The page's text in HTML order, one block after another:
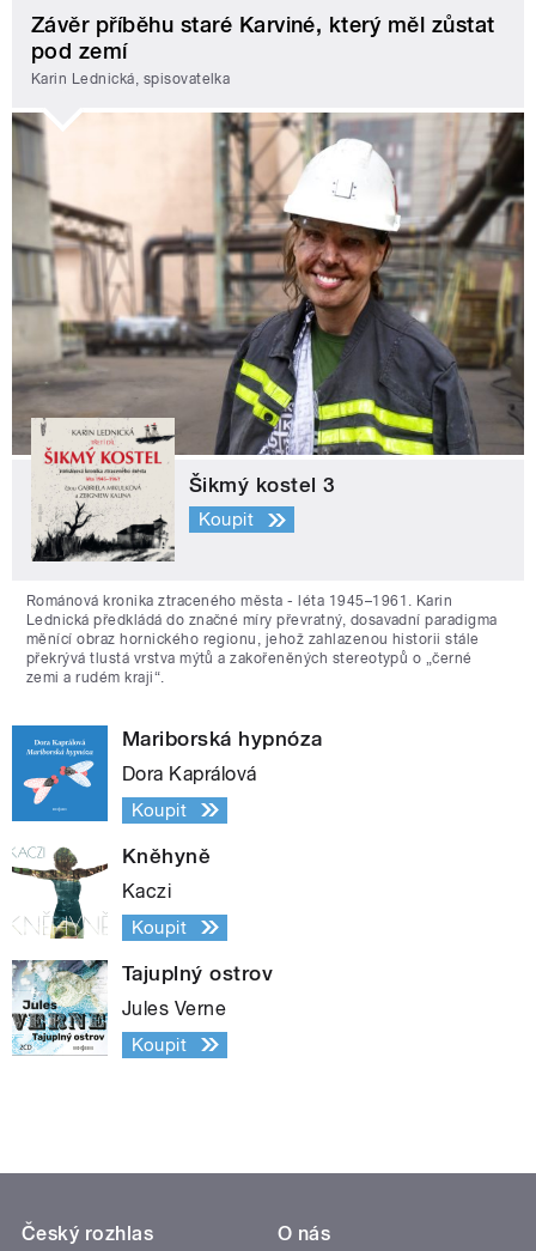
Závěr příběhu staré Karviné, který měl zůstat
pod zemí
Karin Lednická, spisovatelka
Šikmý kostel 3
Koupit
Románová kronika ztraceného města - léta 1945–1961. Karin
Lednická předkládá do značné míry převratný, dosavadní paradigma
měnící obraz hornického regionu, jehož zahlazenou historii stále
překrývá tlustá vrstva mýtů a zakořeněných stereotypů o „černé
zemi a rudém kraji“.
Mariborská hypnóza
Dora Kaprálová
Koupit
Kněhyně
Kaczi
Koupit
Tajuplný ostrov
Jules Verne
Koupit
Český rozhlas
O nás